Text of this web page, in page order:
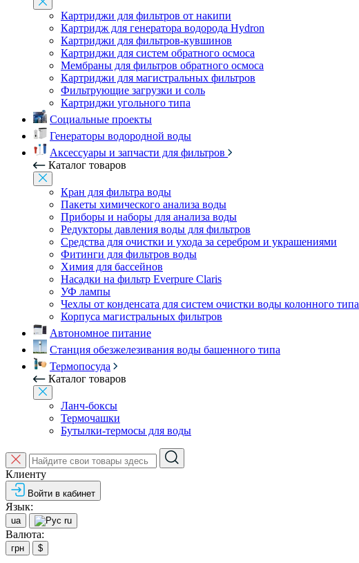
Картриджи для фильтров от накипи
Картридж для генератора водорода Hydron
Картриджи для фильтров-кувшинов
Картриджи для систем обратного осмоса
Мембраны для фильтров обратного осмоса
Картриджи для магистральных фильтров
Фильтрующие загрузки и соль
Картриджи угольного типа
Социальные проекты
Генераторы водородной воды
Аксессуары и запчасти для фильтров
Каталог товаров
Кран для фильтра воды
Пакеты химического анализа воды
Приборы и наборы для анализа воды
Редукторы давления воды для фильтров
Средства для очистки и ухода за серебром и украшениями
Фитинги для фильтров воды
Химия для бассейнов
Насадки на фильтр Everpure Claris
УФ лампы
Чехлы от конденсата для систем очистки воды колонного типа
Корпуса магистральных фильтров
Автономное питание
Станция обезжелезивания воды башенного типа
Термопосуда
Каталог товаров
Ланч-боксы
Термочашки
Бутылки-термосы для воды
Клиенту
Войти в кабинет
Язык:
ua ru
Валюта:
грн $